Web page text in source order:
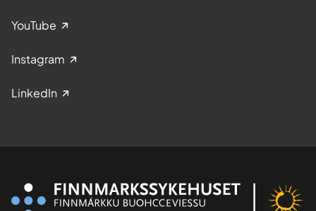
YouTube
Instagram
LinkedIn